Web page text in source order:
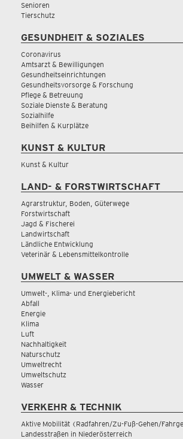
Senioren
Tierschutz
GESUNDHEIT & SOZIALES
Coronavirus
Amtsarzt & Bewilligungen
Gesundheitseinrichtungen
Gesundheitsvorsorge & Forschung
Pflege & Betreuung
Soziale Dienste & Beratung
Sozialhilfe
Beihilfen & Kurplätze
KUNST & KULTUR
Kunst & Kultur
LAND- & FORSTWIRTSCHAFT
Agrarstruktur, Boden, Güterwege
Forstwirtschaft
Jagd & Fischerei
Landwirtschaft
Ländliche Entwicklung
Veterinär & Lebensmittelkontrolle
UMWELT & WASSER
Umwelt-, Klima- und Energiebericht
Abfall
Energie
Klima
Luft
Nachhaltigkeit
Naturschutz
Umweltrecht
Umweltschutz
Wasser
VERKEHR & TECHNIK
Aktive Mobilität (Radfahren/Zu-Fuß-Gehen/
Landesstraßen in Niederösterreich